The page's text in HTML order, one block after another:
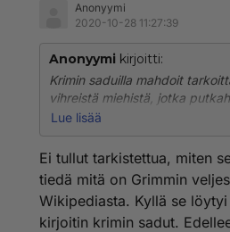
Anonyymi
2020-10-28 11:27:39
Anonyymi kirjoitti:
Krimin saduilla mahdoit
vihreistä miehistä, jotka
tuntemattomasta paikasta
Viideskymmenes toinen kerta.
tekee kasvihuonekaasun sen
osuvat absorbtiopiikit.
asiassa tärkeä, mutta ei se
Lue lisää
Ei tullut tarkistettua, miten
tiedä mitä on Grimmin
Wikipediasta. Kyllä se
kirjoitin krimin sadut.